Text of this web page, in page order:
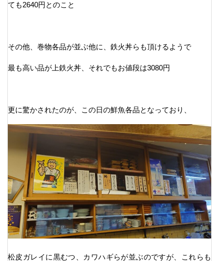
ても2640円とのこと
その他、巻物各品が並ぶ他に、鉄火丼らも頂けるようで
最も高い品が上鉄火丼、それでもお値段は3080円
更に驚かされたのが、この日の鮮魚各品となっており、
松皮ガレイに黒むつ、カワハギらが並ぶのですが、これらも